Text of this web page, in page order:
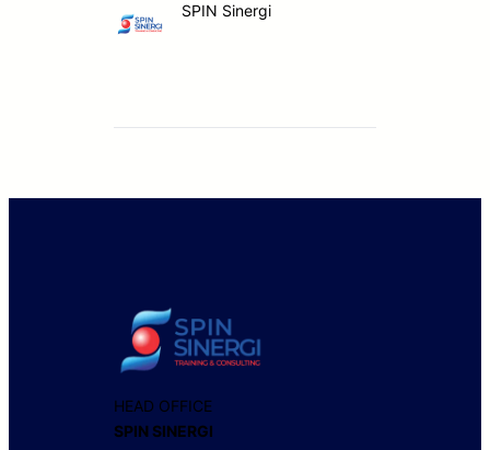
SPIN Sinergi
HEAD OFFICE
SPIN SINERGI